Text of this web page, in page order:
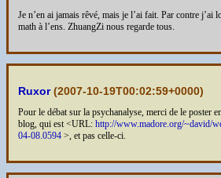
Je n’en ai jamais rêvé, mais je l’ai fait. Par contre j’ai
math à l’ens. ZhuangZi nous regarde tous.
Ruxor(2007-10-19T00:02:59+0000)
Pour le débat sur la psychanalyse, merci de le poster
blog, qui est <URL: http://www.madore.org/~david/
04-08.0594 >, et pas celle-ci.